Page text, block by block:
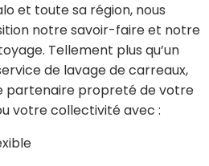
et toute sa région, nous
notre savoir-faire et notre
Tellement plus qu’un
de lavage de carreaux,
partenaire propreté de votre
votre collectivité avec :